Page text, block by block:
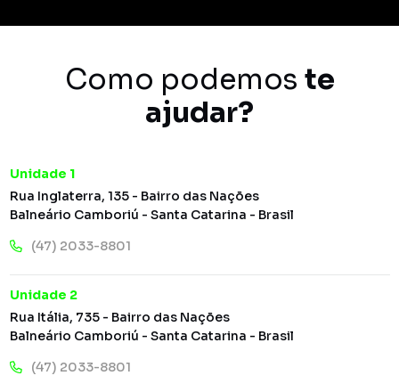
Como podemos te
ajudar?
Unidade 1
Rua Inglaterra, 135 - Bairro das Nações
Balneário Camboriú - Santa Catarina - Brasil
(47) 2033-8801
Unidade 2
Rua Itália, 735 - Bairro das Nações
Balneário Camboriú - Santa Catarina - Brasil
(47) 2033-8801